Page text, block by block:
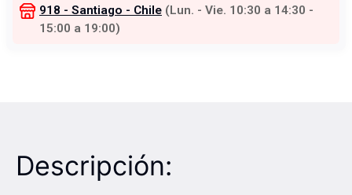
918 - Santiago - Chile (Lun. - Vie. 10:30 a 14:30 -
15:00 a 19:00)
Descripción: